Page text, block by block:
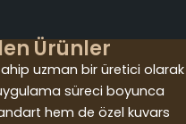
Ürünler
uzman bir üretici olarak
süreci boyunca
hem de özel kuvars